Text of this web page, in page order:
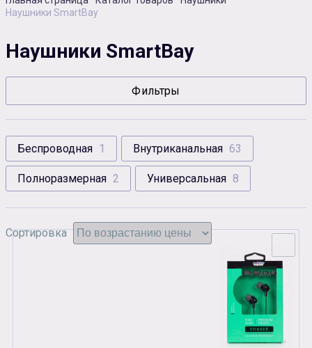
Альбомы
Чернила Карты памяти
Сувенирная продукция Зарядные устройства
Аксессуары
Наушники SmartBay
Наушники SmartBay
Фильтры
Беспроводная 1 Внутриканальная 63
Полноразмерная 2 Универсальная 8
Сортировка